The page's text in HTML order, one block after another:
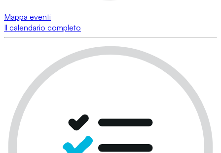
Mappa eventi
Il calendario completo